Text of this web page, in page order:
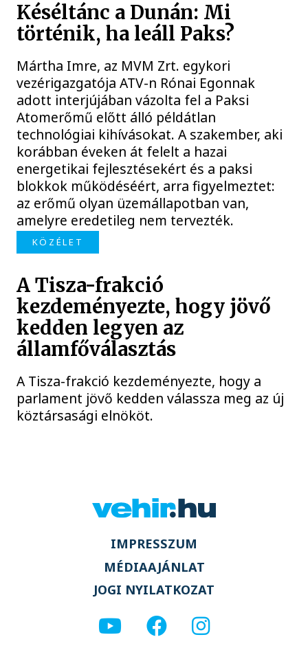
Késéltánc a Dunán: Mi
történik, ha leáll Paks?
Mártha Imre, az MVM Zrt. egykori
vezérigazgatója ATV-n Rónai Egonnak
adott interjújában vázolta fel a Paksi
Atomerőmű előtt álló példátlan
technológiai kihívásokat. A szakember, aki
korábban éveken át felelt a hazai
energetikai fejlesztésekért és a paksi
blokkok működéséért, arra figyelmeztet:
az erőmű olyan üzemállapotban van,
amelyre eredetileg nem tervezték.
KÖZÉLET
A Tisza-frakció
kezdeményezte, hogy jövő
kedden legyen az
államfőválasztás
A Tisza-frakció kezdeményezte, hogy a
parlament jövő kedden válassza meg az új
köztársasági elnököt.
IMPRESSZUM
MÉDIAAJÁNLAT
JOGI NYILATKOZAT